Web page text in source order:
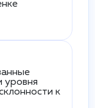
уровня
к